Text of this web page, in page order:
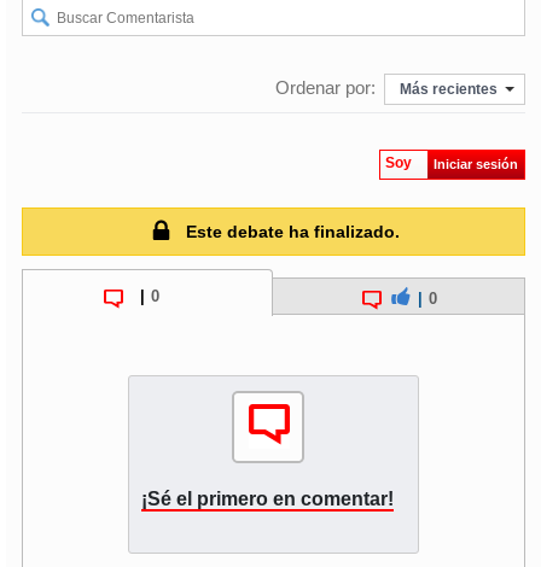
Ordenar por: Más recientes
Soy Iniciar sesión
Este debate ha finalizado.
| 0 0
¡Sé el primero en comentar!